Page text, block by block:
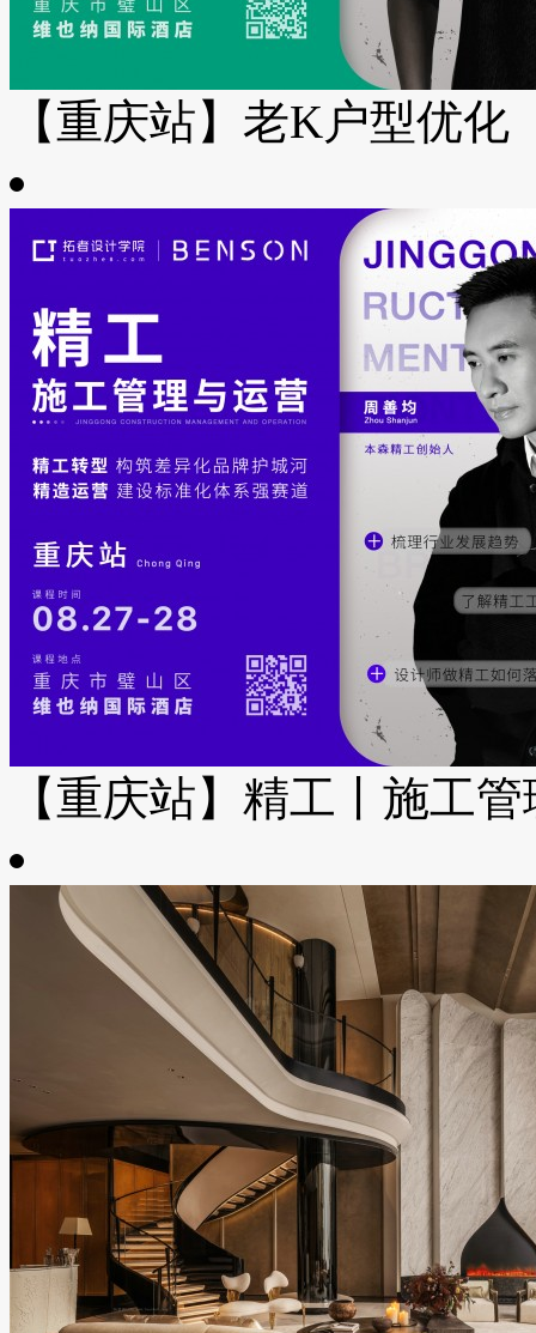
【重庆站】老K户型优化
【重庆站】精工丨施工管